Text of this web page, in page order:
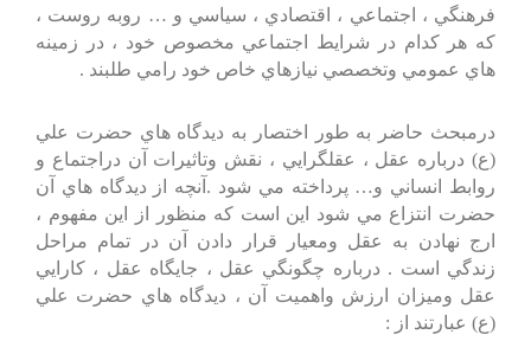
فرهنگي ، اجتماعي ، اقتصادي ، سياسي و … روبه روست ،
كه هر كدام در شرايط اجتماعي مخصوص خود ، در زمينه
هاي عمومي وتخصصي نيازهاي خاص خود رامي طلبند .
درمبحث حاضر به طور اختصار به ديدگاه هاي حضرت علي
(ع) درباره عقل ، عقلگرايي ، نقش وتاثيرات آن دراجتماع و
روابط انساني و… پرداخته مي شود .آنچه از ديدگاه هاي آن
حضرت انتزاع مي شود اين است كه منظور از اين مفهوم ،
ارج نهادن به عقل ومعيار قرار دادن آن در تمام مراحل
زندگي است . درباره چگونگي عقل ، جايگاه عقل ، كارايي
عقل وميزان ارزش واهميت آن ، ديدگاه هاي حضرت علي
(ع) عبارتند از :